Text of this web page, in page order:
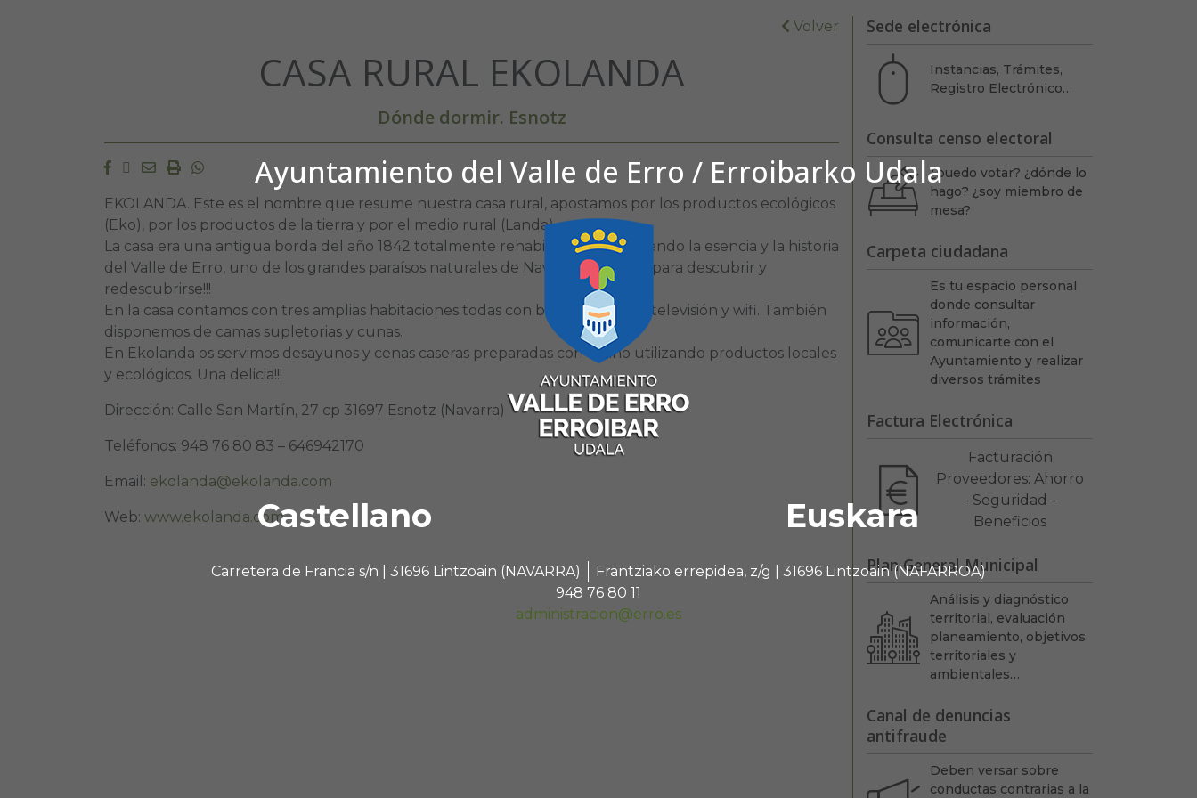
Ayuntamiento del Valle de Erro / Erroibarko Udala
Castellano Euskara
Carretera de Francia s/n | 31696 Lintzoain (NAVARRA)
Frantziako errepidea, z/g | 31696 Lintzoain (NAFARROA)
948 76 80 11
administracion@erro.es
Volver
CASA RURAL EKOLANDA
Dónde dormir. Esnotz
Facebook
Twitter
EmailImprimir
Whatsapp
EKOLANDA. Este es el nombre que resume nuestra casa rural, apostamos por los productos ecológicos
(Eko), por los productos de la tierra y por el medio rural (Landa).
La casa era una antigua borda del año 1842 totalmente rehabilitada manteniendo la esencia y la historia
del Valle de Erro, uno de los grandes paraísos naturales de Navarra. Un lugar para descubrir y
redescubrirse!!!
En la casa contamos con tres amplias habitaciones todas con baño completo, televisión y wifi. También
disponemos de camas supletorias y cunas.
En Ekolanda os servimos desayunos y cenas caseras preparadas con cariño utilizando productos locales
y ecológicos. Una delicia!!!
Dirección: Calle San Martín, 27 cp 31697 Esnotz (Navarra)
Teléfonos: 948 76 80 83 – 646942170
Email: ekolanda@ekolanda.com
Web: www.ekolanda.com
Sede electrónica
Instancias, Trámites,
Registro Electrónico…
Consulta censo electoral
¿puedo votar? ¿dónde lo
hago? ¿soy miembro de
mesa?
Carpeta ciudadana
Es tu espacio personal
donde consultar
información,
comunicarte con el
Ayuntamiento y realizar
diversos trámites
Factura Electrónica
Facturación
Proveedores: Ahorro
- Seguridad -
Beneficios
Plan General Municipal
Análisis y diagnóstico
territorial, evaluación
planeamiento, objetivos
territoriales y
ambientales…
Canal de denuncias
antifraude
Deben versar sobre
conductas contrarias a la